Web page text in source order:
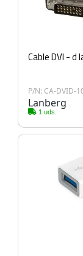
Cable DVI - d
P/N: CA-DVID-
Lanberg
1 uds.